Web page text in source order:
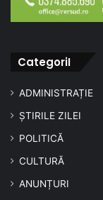
CategoriI
ADMINISTRAȚIE
ȘTIRILE ZILEI
POLITICĂ
CULTURĂ
ANUNȚURI